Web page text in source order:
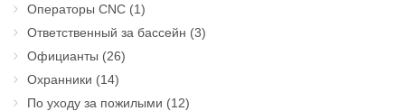
Операторы CNC (1)
Ответственный за бассейн (3)
Официанты (26)
Охранники (14)
По уходу за пожилыми (12)